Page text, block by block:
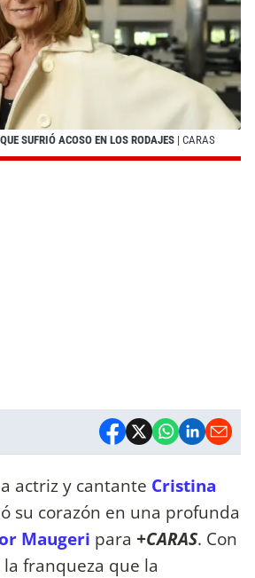
SUFRIÓ ACOSO EN LOS RODAJES | CARAS
actriz y cantante Cristina
su corazón en una profunda
Maugeri para +CARAS. Con
franqueza que la